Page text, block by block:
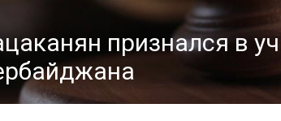
признался в